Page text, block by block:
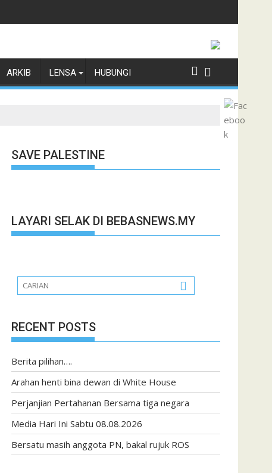
ARKIB LENSA HUBUNGI
SAVE PALESTINE
LAYARI SELAK DI BEBASNEWS.MY
RECENT POSTS
Berita pilihan….
Arahan henti bina dewan di White House
Perjanjian Pertahanan Bersama tiga negara
Media Hari Ini Sabtu 08.08.2026
Bersatu masih anggota PN, bakal rujuk ROS